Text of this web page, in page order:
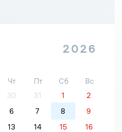
2026
Чт Пт Сб
Вс
30 31 1
2
6 7 8
9
13 14 15
16